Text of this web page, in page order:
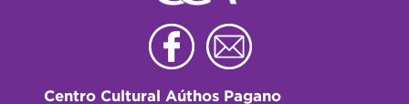
Centro Cultural Aúthos Pagano